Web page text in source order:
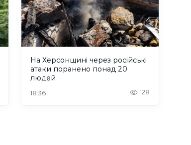
На Херсонщині через російські
атаки поранено понад 20
людей
18:36 128